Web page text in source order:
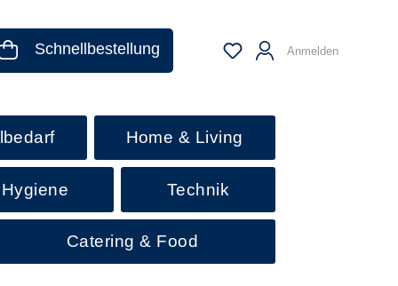
Schnellbestellung Anmelden
Home & Living
Technik
Catering & Food